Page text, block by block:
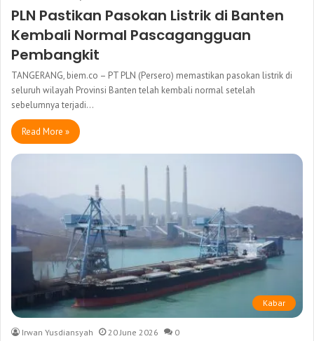
PLN Pastikan Pasokan Listrik di Banten
Kembali Normal Pascagangguan
Pembangkit
TANGERANG, biem.co – PT PLN (Persero) memastikan pasokan listrik di
seluruh wilayah Provinsi Banten telah kembali normal setelah
sebelumnya terjadi…
Read More »
Kabar
Irwan Yusdiansyah 20 June 2026 0